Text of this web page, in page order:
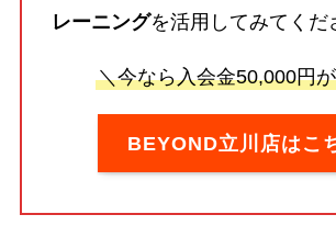
レーニングを活用してみてくだ
＼今なら入会金50,000円
BEYOND立川店はこ